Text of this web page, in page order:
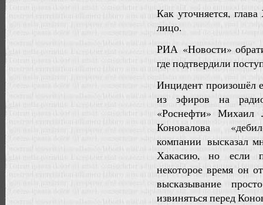
Как уточняется,
лицо.
РИА «Новости»
где подтвердили
Инцидент произошёл
из эфиров на радио
«Роснефти» Михаил
Коновалова
компании высказал
Хакасию, но если
некоторое время он
высказывание
извиняться перед